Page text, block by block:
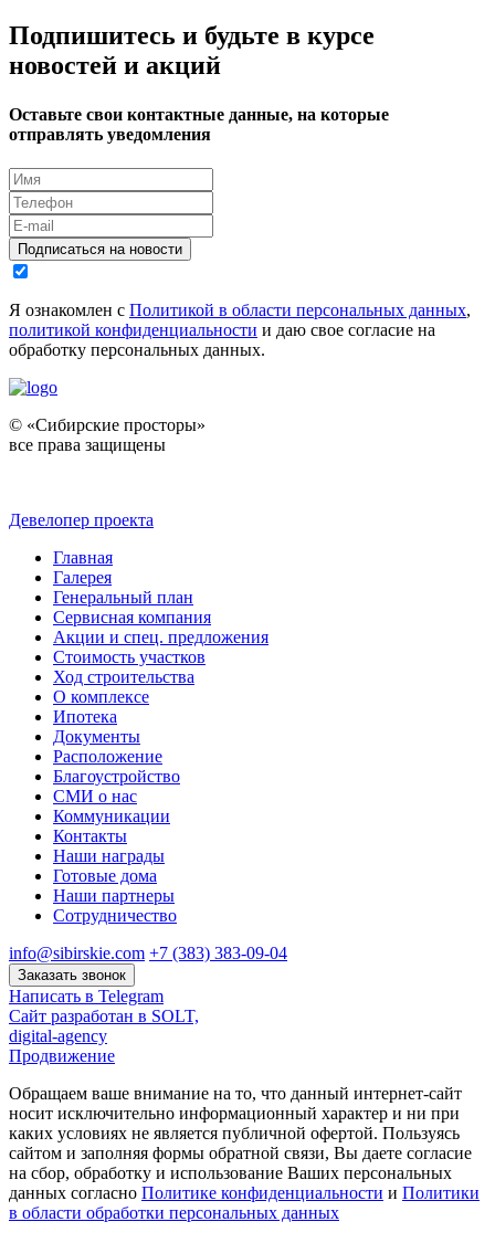
Подпишитесь и будьте в курсе
новостей и акций
Оставьте свои контактные данные, на которые
отправлять уведомления
Подписаться на новости
Я ознакомлен с Политикой в области персональных данных,
политикой конфиденциальности и даю свое согласие на
обработку персональных данных.
© «Сибирские просторы»
все права защищены
Девелопер проекта
Главная
Галерея
Генеральный план
Сервисная компания
Акции и спец. предложения
Стоимость участков
Ход строительства
О комплексе
Ипотека
Документы
Расположение
Благоустройство
СМИ о нас
Коммуникации
Контакты
Наши награды
Готовые дома
Наши партнеры
Сотрудничество
info@sibirskie.com +7 (383) 383-09-04
Заказать звонок
Написать в Telegram
Сайт разработан в SOLT,
digital-agency
Продвижение
Обращаем ваше внимание на то, что данный интернет-сайт
носит исключительно информационный характер и ни при
каких условиях не является публичной офертой. Пользуясь
сайтом и заполняя формы обратной связи, Вы даете согласие
на сбор, обработку и использование Ваших персональных
данных согласно Политике конфиденциальности и Политики
в области обработки персональных данных